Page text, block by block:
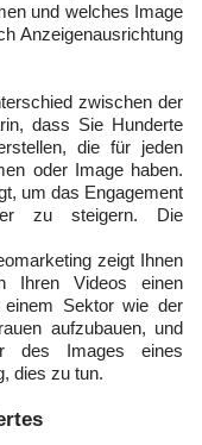
und welches Image
Anzeigenausrichtung
zwischen der
dass Sie Hunderte
die für jeden
oder Image haben.
um das Engagement
zu steigern. Die
zeigt Ihnen
Ihren Videos einen
einem Sektor wie der
aufzubauen, und
des Images eines
dies zu tun.